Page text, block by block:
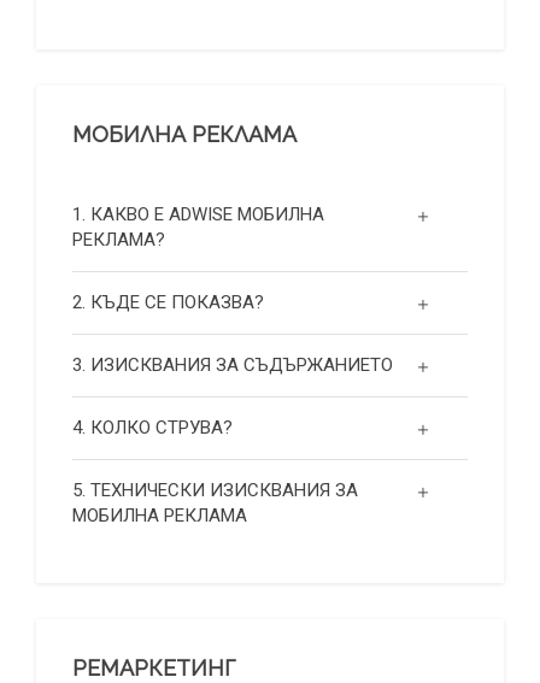
МОБИЛНА РЕКЛАМА
1. КАКВО Е ADWISE МОБИЛНА
РЕКЛАМА?
2. КЪДЕ СЕ ПОКАЗВА?
3. ИЗИСКВАНИЯ ЗА СЪДЪРЖАНИЕТО
4. КОЛКО СТРУВА?
5. ТЕХНИЧЕСКИ ИЗИСКВАНИЯ ЗА
МОБИЛНА РЕКЛАМА
РЕМАРКЕТИНГ